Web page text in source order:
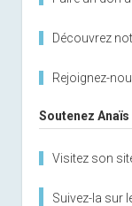
Découvrez
Rejoignez-
Soutenez Anaïs
Visitez son
Suivez-la sur